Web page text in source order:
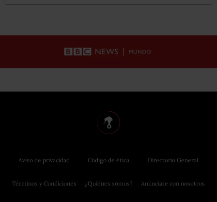
Aviso de privacidad
Términos y Condiciones
Código de ética
¿Quiénes somos?
Directorio General
Anúnciate con nosotros